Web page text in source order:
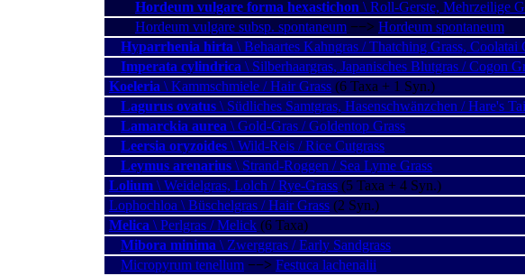
Hordeum vulgare forma hexastichon \ Roll-Gerste, Mehrzeilige
Hordeum vulgare subsp. spontaneum −−> Hordeum spontaneum
Hyparrhenia hirta \ Behaartes Kahngras / Thatching Grass, Coolatai
Imperata cylindrica \ Silberhaargras, Japanisches Blutgras / Cogon
Koeleria \ Kammschmiele / Hair Grass (6 Taxa + 1 Syn.)
Lagurus ovatus \ Südliches Samtgras, Hasenschwänzchen / Hare's
Lamarckia aurea \ Gold-Gras / Goldentop Grass
Leersia oryzoides \ Wild-Reis / Rice Cutgrass
Leymus arenarius \ Strand-Roggen / Sea Lyme Grass
Lolium \ Weidelgras, Lolch / Rye-Grass (5 Taxa + 4 Syn.)
Lophochloa \ Büschelgras / Hair Grass (2 Syn.)
Melica \ Perlgras / Melick (6 Taxa)
Mibora minima \ Zwerggras / Early Sandgrass
Micropyrum tenellum −−> Festuca lachenalii